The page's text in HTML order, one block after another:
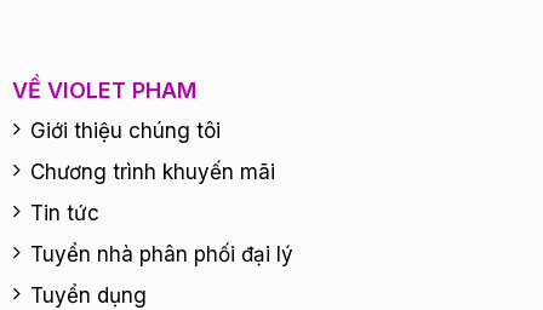
VỀ VIOLET PHAM
Giới thiệu chúng tôi
Chương trình khuyến mãi
Tin tức
Tuyển nhà phân phối đại lý
Tuyển dụng